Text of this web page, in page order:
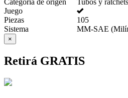
Categoría de origen
Tubos y ratchets
Juego
Piezas
105
Sistema
MM-SAE
×
Retirá GRATIS